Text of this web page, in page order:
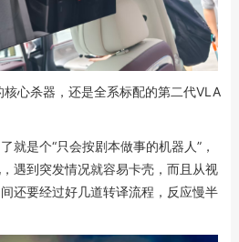
心杀器，还是全系标配的第二代VLA
就是个“只会按剧本做事的机器人”，
遇到突发情况就容易卡壳，而且从视
还要经过好几道转译流程，反应慢半